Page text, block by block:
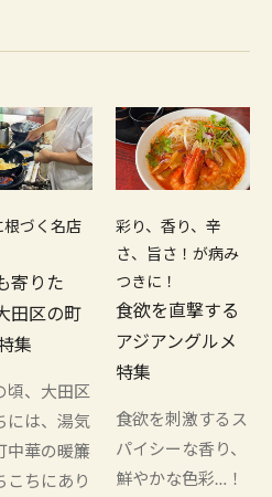
根づく名店
寄りた
田区の町
集
頃、大田区
には、湯気
中華の暖簾
こちにあり
彩り、香り、辛
さ、旨さ！が病み
つきに！
食欲を直撃する
アジアングルメ
特集
食欲を刺激するス
パイシーな香り、
鮮やかな色彩…！